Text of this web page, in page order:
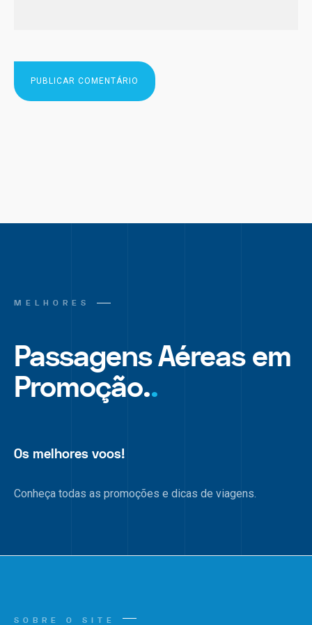
MELHORES
Passagens Aéreas em
Promoção..
Os melhores voos!
Conheça todas as promoções e dicas de viagens.
SOBRE O SITE